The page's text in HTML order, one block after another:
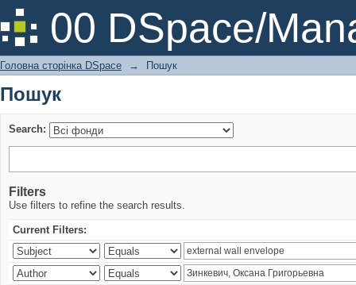
00 DSpace/
Пошук
Головна сторінка DSpace → Пошук
Пошук
Search:
Filters
Use filters to refine the search results.
Current Filters: